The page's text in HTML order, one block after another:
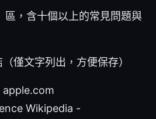
區，含十個以上的常見問題與
僅文字列出，方便保存）
apple.com
Wikipedia -